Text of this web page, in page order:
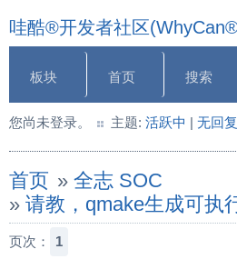
哇酷®开发者社区
板块 首页 搜索
您尚未登录。 主题: 活跃中 | 无回复
首页 » 全志 SOC
» 请教，qmake生成可执
页次： 1